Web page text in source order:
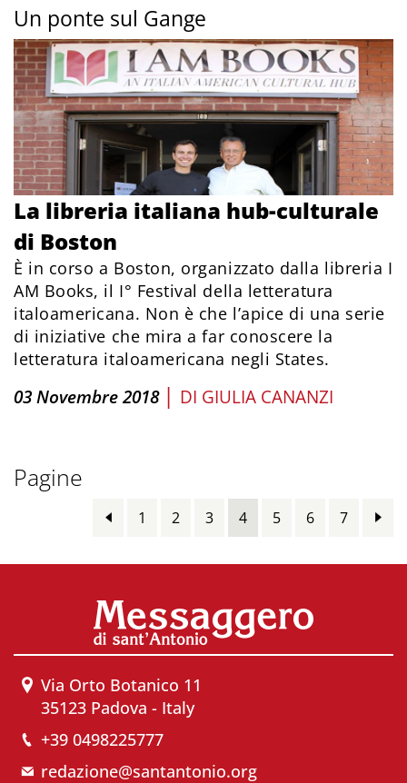
Un ponte sul Gange
La libreria italiana hub-culturale
di Boston
È in corso a Boston, organizzato dalla libreria I
AM Books, il I° Festival della letteratura
italoamericana. Non è che l’apice di una serie
di iniziative che mira a far conoscere la
letteratura italoamericana negli States.
03 Novembre 2018 | DI GIULIA CANANZI
Pagine
1 2 3 4 5 6 7
Via Orto Botanico 11
35123 Padova - Italy
+39 0498225777
redazione@santantonio.org